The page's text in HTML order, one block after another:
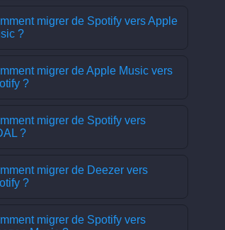
migrer de Spotify vers Apple
?
migrer de Apple Music vers
?
migrer de Spotify vers
?
migrer de Deezer vers
?
migrer de Spotify vers